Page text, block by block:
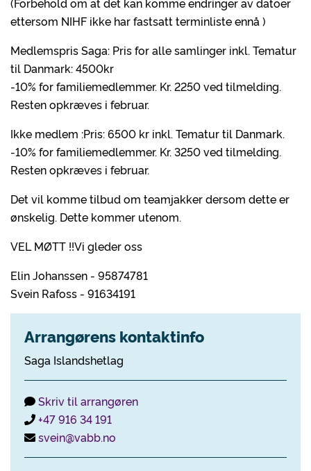
ettersom NIHF ikke har fastsatt terminliste ennå )
Medlemspris Saga: Pris for alle samlinger inkl. Tematur
til Danmark: 4500kr
-10% for familiemedlemmer. Kr. 2250 ved tilmelding.
Resten opkræves i februar.
Ikke medlem :Pris: 6500 kr inkl. Tematur til Danmark.
-10% for familiemedlemmer. Kr. 3250 ved tilmelding.
Resten opkræves i februar.
Det vil komme tilbud om teamjakker dersom dette er
ønskelig. Dette kommer utenom.
VEL MØTT !!Vi gleder oss
Elin Johanssen - 95874781
Svein Rafoss - 91634191
Arrangørens kontaktinfo
Saga Islandshetlag
Skriv til arrangøren
+47 916 34 191
svein@vabb.no